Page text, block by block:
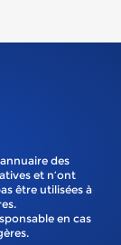
des
et n’ont
être utilisées à
en cas